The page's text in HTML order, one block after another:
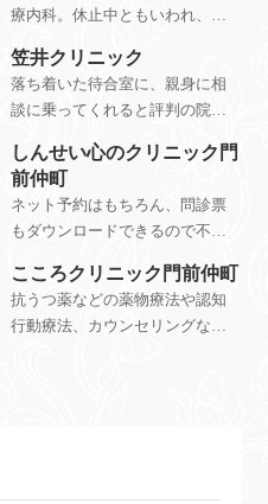
療内科。休止中ともいわれ、別
江東区亀戸五丁目２０番２３
号 ホープハセガワ２０２号室
院長神戸正樹・診察内容保険診
療以外の治療法やサポートな
笠井クリニック
落ち着いた待合室に、親身に相
談に乗ってくれると評判の院長
しんせい心のクリニック門
前仲町
ネット予約はもちろん、問診票
もダウンロードできるので不安
ク
こころクリニック門前仲町
抗うつ薬などの薬物療法や認知
行動療法、カウンセリングなど